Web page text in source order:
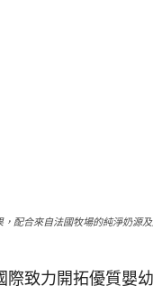
配合來自法國牧場的純淨奶源
際致力開拓優質嬰